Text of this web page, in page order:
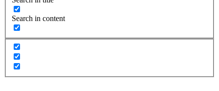
Search in content